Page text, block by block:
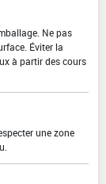
Ne pas
Éviter la
à partir des cours
une zone